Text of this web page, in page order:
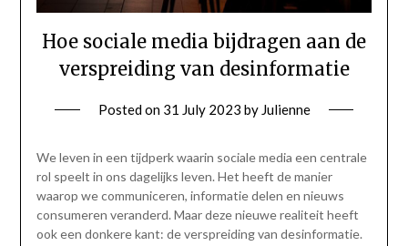
Hoe sociale media bijdragen aan de
verspreiding van desinformatie
Posted on 31 July 2023 by Julienne
We leven in een tijdperk waarin sociale media een centrale
rol speelt in ons dagelijks leven. Het heeft de manier
waarop we communiceren, informatie delen en nieuws
consumeren veranderd. Maar deze nieuwe realiteit heeft
ook een donkere kant: de verspreiding van desinformatie.